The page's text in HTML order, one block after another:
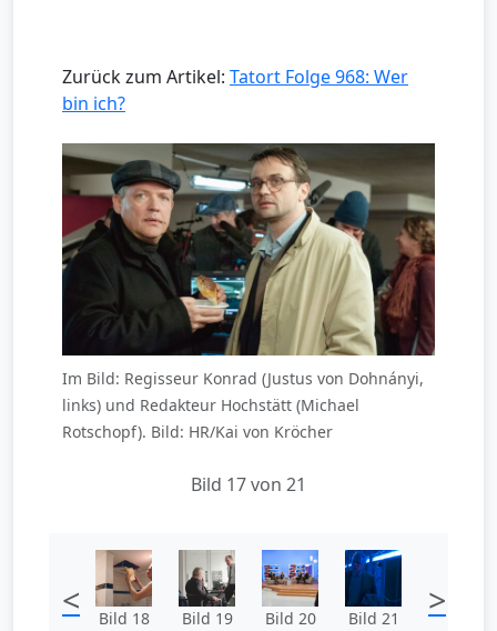
Zurück zum Artikel: Tatort Folge 968: Wer
bin ich?
Im Bild: Regisseur Konrad (Justus von Dohnányi,
links) und Redakteur Hochstätt (Michael
Rotschopf). Bild: HR/Kai von Kröcher
Bild 17 von 21
< Bild 18 Bild 19 Bild 20 Bild 21 >